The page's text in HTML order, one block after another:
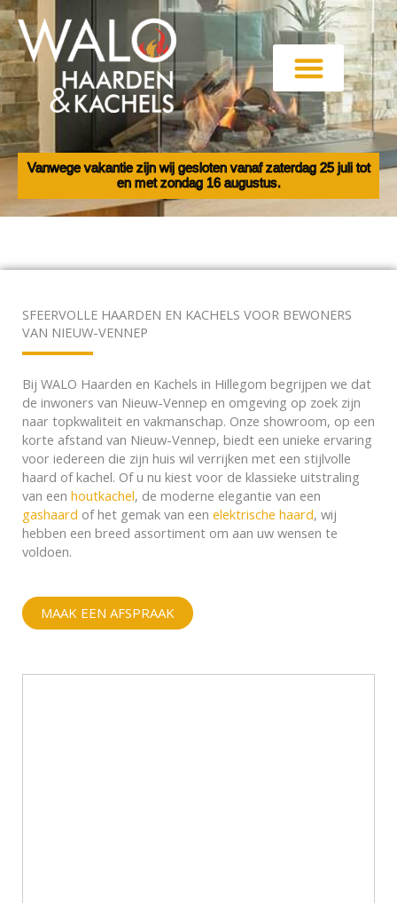
Ga
naar
de
inhoud
Vanwege vakantie zijn wij gesloten vanaf zaterdag 25 juli tot
en met zondag 16 augustus.
SFEERVOLLE HAARDEN EN KACHELS VOOR BEWONERS
VAN NIEUW-VENNEP
Bij WALO Haarden en Kachels in Hillegom begrijpen we dat
de inwoners van Nieuw-Vennep en omgeving op zoek zijn
naar topkwaliteit en vakmanschap. Onze showroom, op een
korte afstand van Nieuw-Vennep, biedt een unieke ervaring
voor iedereen die zijn huis wil verrijken met een stijlvolle
haard of kachel. Of u nu kiest voor de klassieke uitstraling
van een houtkachel, de moderne elegantie van een
gashaard of het gemak van een elektrische haard, wij
hebben een breed assortiment om aan uw wensen te
voldoen.
MAAK EEN AFSPRAAK